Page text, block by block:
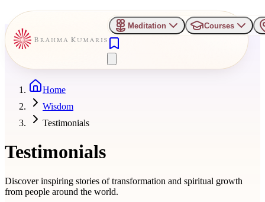
Meditation Courses
Home
Wisdom
Testimonials
Testimonials
Discover inspiring stories of transformation and spiritual growth
from people around the world.